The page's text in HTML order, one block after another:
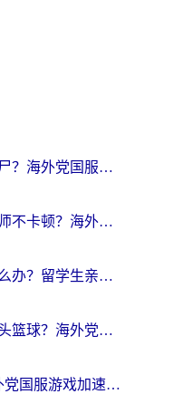
欧洲如何玩植物大战僵尸？海外党国服游戏加速避坑指南（附实测对比）
澳大利亚怎么玩节奏大师不卡顿？海外党国服游戏加速终极指南
国外打鸿图之下太卡怎么办？留学生亲测有效的国服游戏加速方案
日本用什么加速器玩街头篮球？海外党国服游戏不卡顿的终极攻略
外国人打刀塔2吗？海外党国服游戏加速避坑全攻略